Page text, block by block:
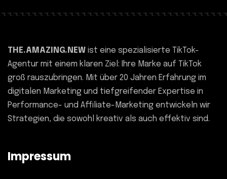
THE.AMAZING.NEW ist eine spezialisierte TikTok-
Agentur mit einem klaren Ziel: Ihre Marke auf TikTok
groß rauszubringen. Mit über 20 Jahren Erfahrung im
digitalen Marketing und tiefgreifender Expertise in
Performance- und Affiliate-Marketing entwickeln wir
Strategien, die sowohl kreativ als auch effektiv sind.
Impressum